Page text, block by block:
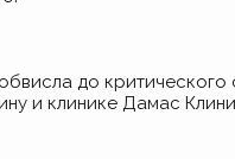
до
и клинике Дамас